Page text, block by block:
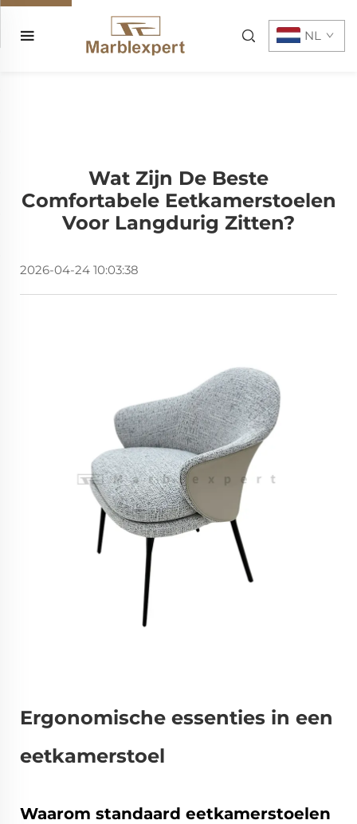
NL
Wat Zijn De Beste
Comfortabele Eetkamerstoelen
Voor Langdurig Zitten?
2026-04-24 10:03:38
Ergonomische essenties in een
eetkamerstoel
Waarom standaard eetkamerstoelen